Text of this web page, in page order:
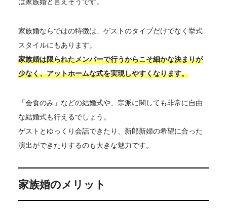
家族婚ならではの特徴は、ゲストのタイプだけでなく挙式
スタイルにもあります。
家族婚は限られたメンバーで行うからこそ細かな決まりが
少なく、アットホームな式を実現しやすくなります。
「会食のみ」などの結婚式や、宗派に関しても非常に自由
な結婚式も行えるでしょう。
ゲストとゆっくり会話できたり、新郎新婦の希望に合った
演出ができたりするのも大きな魅力です。
家族婚のメリット